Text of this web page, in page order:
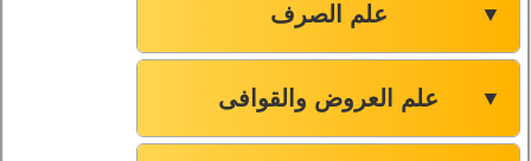
علم الصرف ▼
علم العروض والقوافی ▼